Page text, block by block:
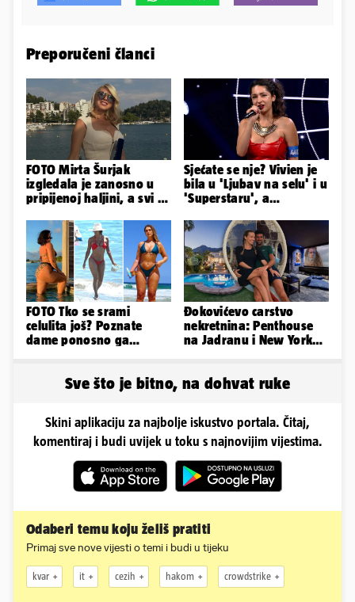
Preporučeni članci
FOTO Mirta Šurjak
izgledala je zanosno u
pripijenoj haljini, a svi su
Sjećate se nje? Vivien je
bila u 'Ljubav na selu' i u
'Superstaru', a
izgleda
FOTO Tko se srami
celulita još? Poznate
dame ponosno ga
Đokovićevo carstvo
nekretnina: Penthouse
na Jadranu i New Yorku,
Sve što je bitno, na dohvat ruke
Skini aplikaciju za najbolje iskustvo portala. Čitaj,
komentiraj i budi uvijek u toku s najnovijim vijestima.
Odaberi temu koju želiš pratiti
Primaj sve nove vijesti o temi i budi u tijeku
kvar it cezih hakom crowdstrike